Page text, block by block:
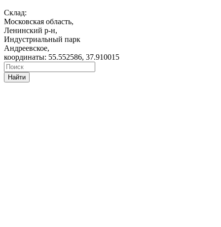
Склад:
Московская область,
Ленинский р-н,
Индустриальный парк
Андреевское,
координаты: 55.552586, 37.910015
Найти